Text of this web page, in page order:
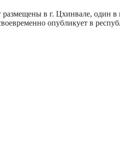
размещены в г. Цхинвале,
опубликует в